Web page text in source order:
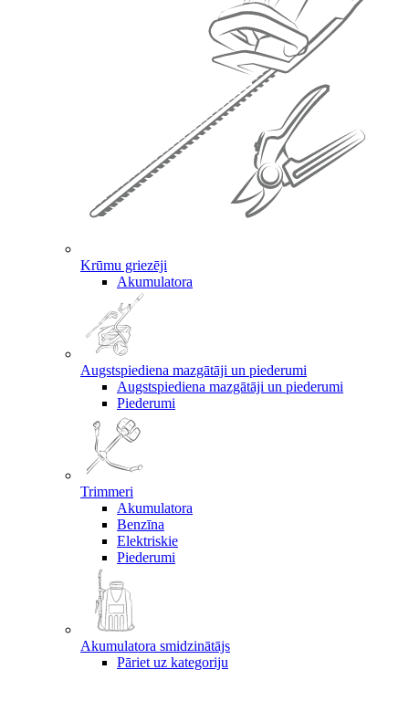
Krūmu griezēji
Akumulatora
Augstspiediena mazgātāji un piederumi
Augstspiediena mazgātāji un piederumi
Piederumi
Trimmeri
Akumulatora
Benzīna
Elektriskie
Piederumi
Akumulatora smidzinātājs
Pāriet uz kategoriju